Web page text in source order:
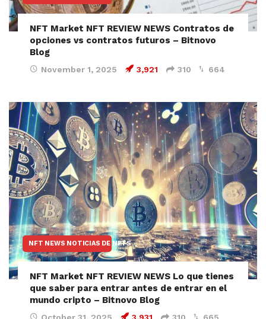
NFT Market NFT REVIEW NEWS Contratos de
opciones vs contratos futuros – Bitnovo
Blog
November 1, 2025 3,921 310 664
NFT NEWS NOTICIAS DE NFTS
NFT Market NFT REVIEW NEWS Lo que tienes
que saber para entrar antes de entrar en el
mundo cripto – Bitnovo Blog
October 31, 2025 3,931 310 665